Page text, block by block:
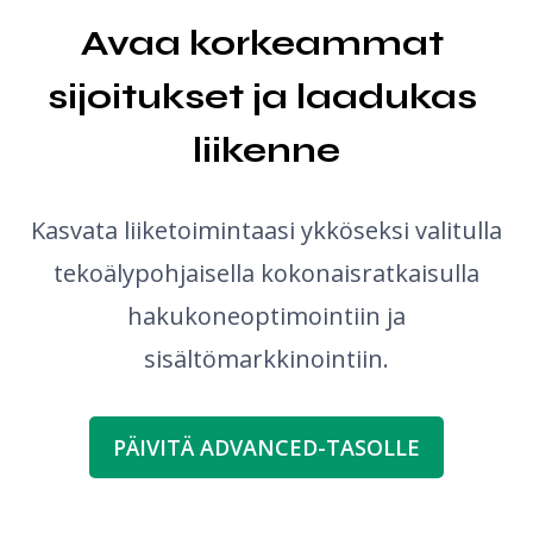
Avaa korkeammat
sijoitukset ja laadukas
liikenne
Kasvata liiketoimintaasi ykköseksi valitulla
tekoälypohjaisella kokonaisratkaisulla
hakukoneoptimointiin ja
sisältömarkkinointiin.
PÄIVITÄ ADVANCED-TASOLLE